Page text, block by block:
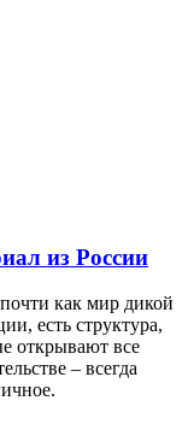
из России
как мир дикой
есть структура,
открывают все
– всегда